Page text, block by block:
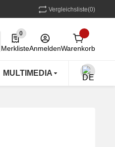
Vergleichsliste(0)
0
0 Produkte in der Liste
MerklisteAnmeldenWarenkorb
MULTIMEDIA